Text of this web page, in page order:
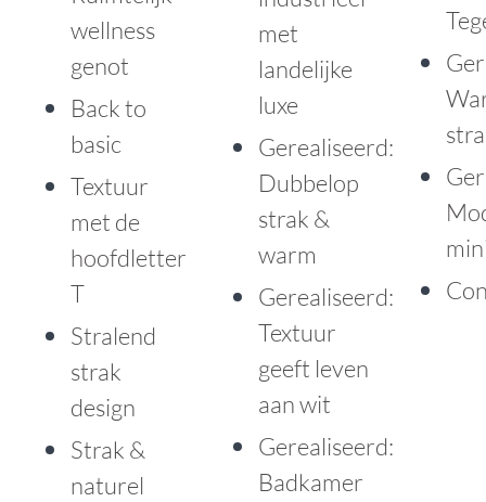
wellness
genot
Back to
basic
Textuur
met de
hoofdletter
T
Stralend
strak
design
Strak &
naturel
met
landelijke
luxe
Gerealiseerd:
Dubbelop
strak &
warm
Gerealiseerd:
Textuur
geeft leven
aan wit
Gerealiseerd:
Badkamer